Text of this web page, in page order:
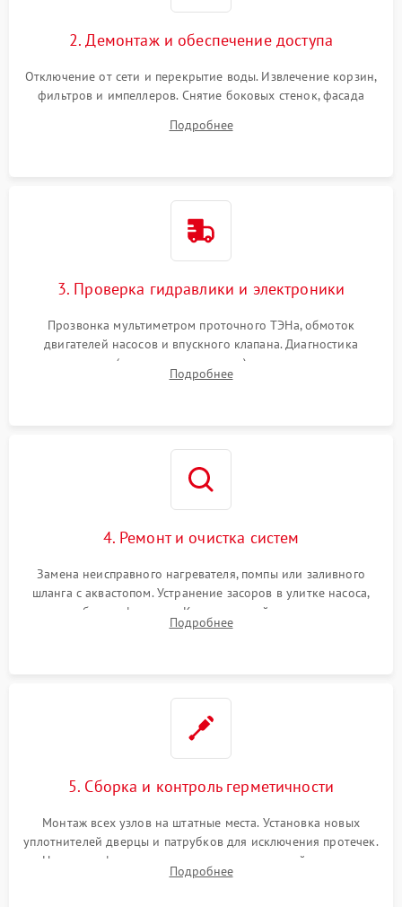
2. Демонтаж и обеспечение доступа
Отключение от сети и перекрытие воды. Извлечение корзин,
фильтров и импеллеров. Снятие боковых стенок, фасада
циркуляционному насосу, ТЭНу и сливной помпе.
Подробнее
3. Проверка гидравлики и электроники
Прозвонка мультиметром проточного ТЭНа, обмоток
двигателей насосов и впускного клапана. Диагностика
прессостата (датчика уровня воды), датчика мутности,
концевика дверцы и электронного модуля управления.
Подробнее
4. Ремонт и очистка систем
Замена неисправного нагревателя, помпы или заливного
шланга с аквастопом. Устранение засоров в улитке насоса,
патрубках и фильтрах. Компонентный ремонт платы
управления, восстановление поврежденной проводки.
Подробнее
5. Сборка и контроль герметичности
Монтаж всех узлов на штатные места. Установка новых
уплотнителей дверцы и патрубков для исключения протечек.
Надежная фиксация хомутов гидравлической системы,
сборка корпуса и установка датчика поплавка.
Подробнее